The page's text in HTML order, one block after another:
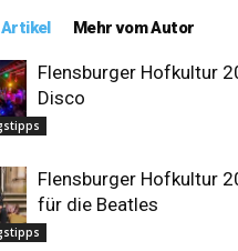
Mehr vom Autor
Flensburger Hofkultur
Disco
Flensburger Hofkultur
für die Beatles